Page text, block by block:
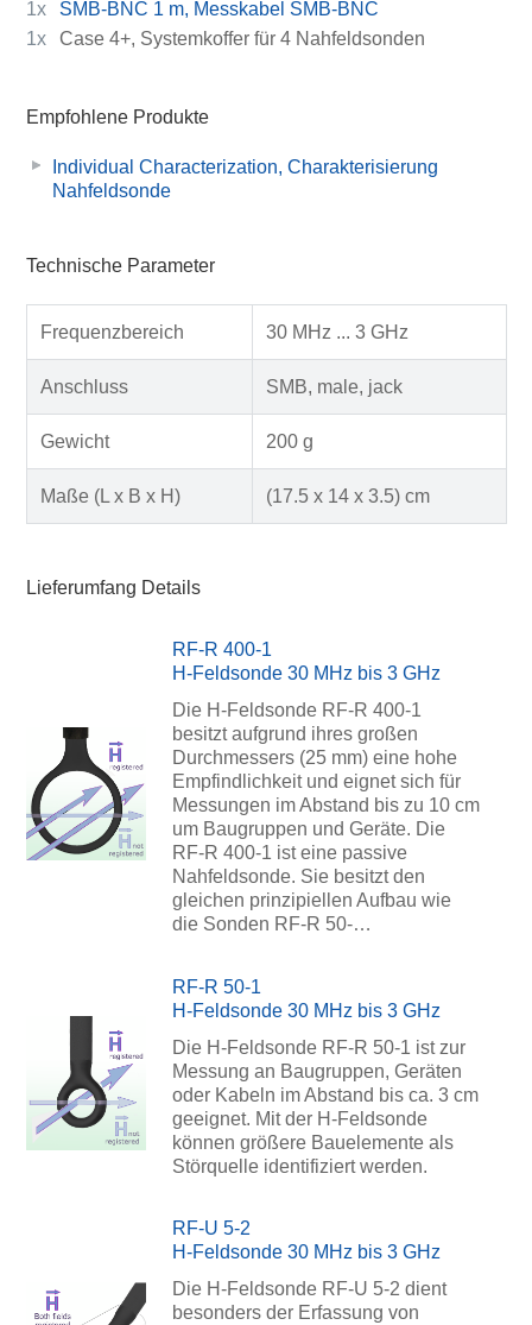
1x
SMB-BNC 1 m, Messkabel SMB-BNC
1x
Case 4+, Systemkoffer für 4 Nahfeldsonden
Empfohlene Produkte
Individual Characterization, Charakterisierung
Nahfeldsonde
Technische Parameter
Frequenzbereich 30 MHz ... 3 GHz
Anschluss SMB, male, jack
Gewicht 200 g
Maße (L x B x H) (17.5 x 14 x 3.5) cm
Lieferumfang Details
RF-R 400-1
H-Feldsonde 30 MHz bis 3 GHz
Die H-Feldsonde RF-R 400-1
besitzt aufgrund ihres großen
Durchmessers (25 mm) eine hohe
Empfindlichkeit und eignet sich für
Messungen im Abstand bis zu 10 cm
um Baugruppen und Geräte. Die
RF-R 400-1 ist eine passive
Nahfeldsonde. Sie besitzt den
gleichen prinzipiellen Aufbau wie
die Sonden RF-R 50-…
RF-R 50-1
H-Feldsonde 30 MHz bis 3 GHz
Die H-Feldsonde RF-R 50-1 ist zur
Messung an Baugruppen, Geräten
oder Kabeln im Abstand bis ca. 3 cm
geeignet. Mit der H-Feldsonde
können größere Bauelemente als
Störquelle identifiziert werden.
RF-U 5-2
H-Feldsonde 30 MHz bis 3 GHz
Die H-Feldsonde RF-U 5-2 dient
besonders der Erfassung von